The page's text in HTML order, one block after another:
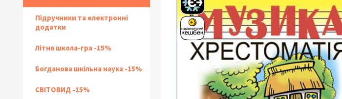
Підручники та електронні
додатки
Літня школа-гра -15%
Богданова шкільна наука -15%
СВІТОВИД -15%